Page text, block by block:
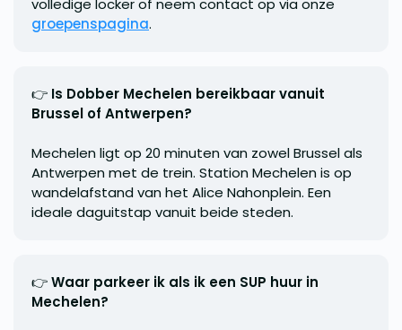
volledige locker of neem contact op via onze
groepenspagina.
👉 Is Dobber Mechelen bereikbaar vanuit
Brussel of Antwerpen?
Mechelen ligt op 20 minuten van zowel Brussel als
Antwerpen met de trein. Station Mechelen is op
wandelafstand van het Alice Nahonplein. Een
ideale daguitstap vanuit beide steden.
👉Waar parkeer ik als ik een SUP huur in
Mechelen?